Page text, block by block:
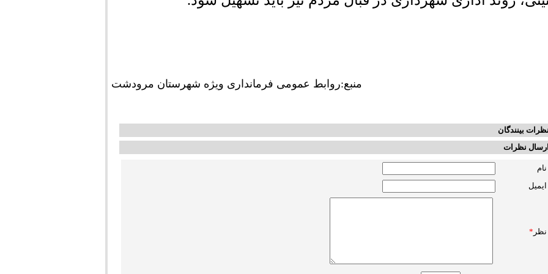
منبع:روابط عمومی فرمانداری ویژه شهرستان مرودشت
نظرات بینندگان
ارسال نظرات
نام
ایمیل
نظر *